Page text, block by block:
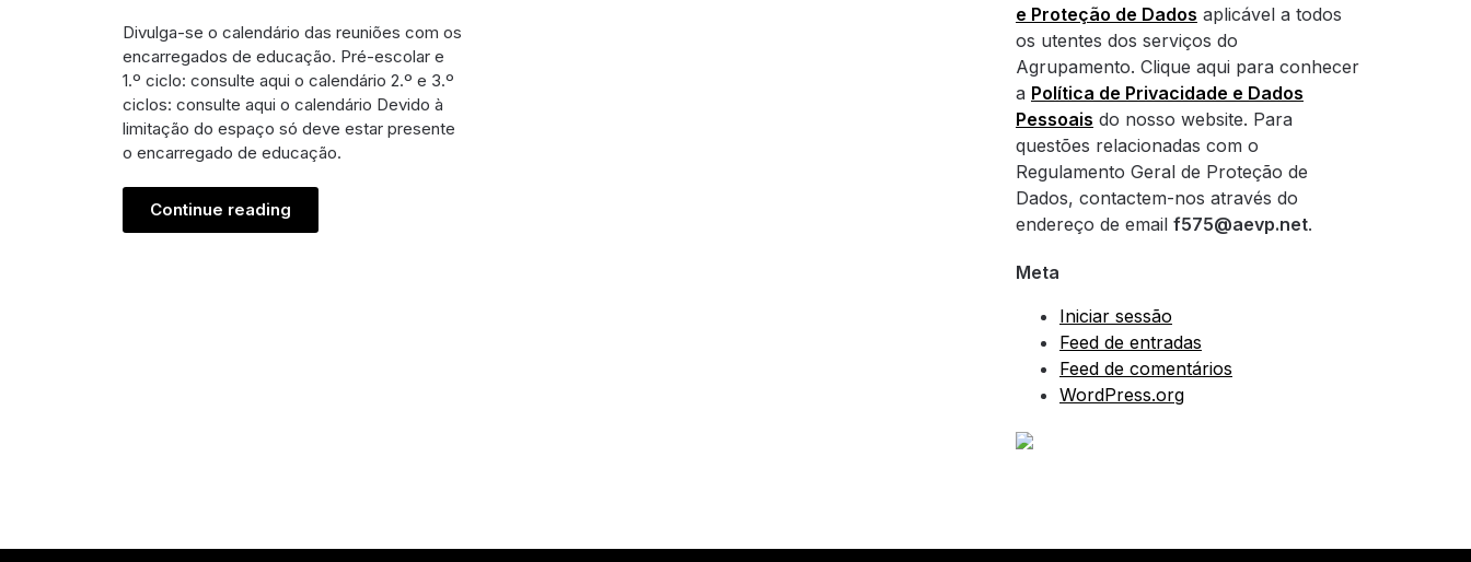
Divulga-se o calendário das reuniões com os
encarregados de educação. Pré-escolar e
1.º ciclo: consulte aqui o calendário 2.º e 3.º
ciclos: consulte aqui o calendário Devido à
limitação do espaço só deve estar presente
o encarregado de educação.
Continue reading
e Proteção de Dados aplicável a todos
os utentes dos serviços do
Agrupamento. Clique aqui para conhecer
a Política de Privacidade e Dados
Pessoais do nosso website. Para
questões relacionadas com o
Regulamento Geral de Proteção de
Dados, contactem-nos através do
endereço de email f575@aevp.net.
Meta
Iniciar sessão
Feed de entradas
Feed de comentários
WordPress.org